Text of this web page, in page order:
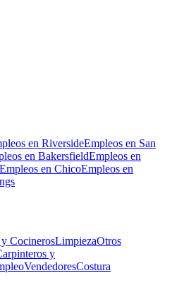
en RiversideEmpleos en San
en BakersfieldEmpleos en
Empleos en ChicoEmpleos en
CocinerosLimpiezaOtros
y
VendedoresCostura